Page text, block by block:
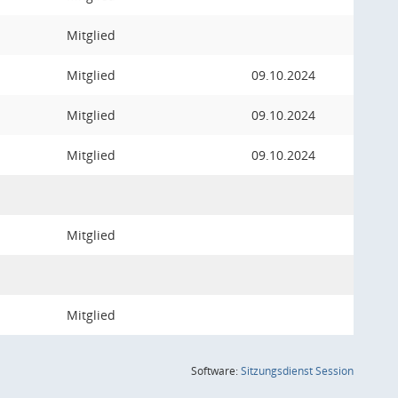
Mitglied
Mitglied 09.10.2024
Mitglied 09.10.2024
Mitglied 09.10.2024
Mitglied
Mitglied
Software:SitzungsdienstSession(Wird in